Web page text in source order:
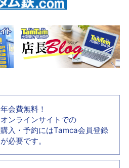
年会費無料！
オンラインサイトでの
購入・予約にはTamca会員登録
が必要です。